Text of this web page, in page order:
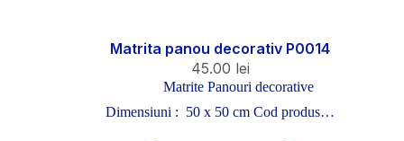
Matrita panou decorativ P0014
45.00 lei
Matrite Panouri decorative
Dimensiuni : 50 x 50 cm Cod produs…